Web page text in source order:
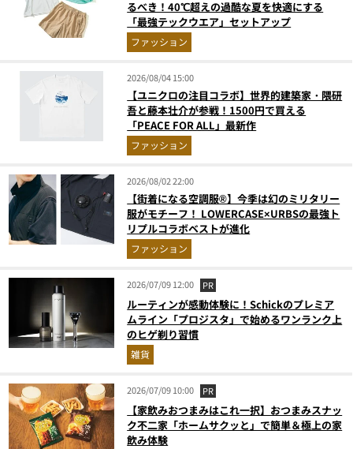
るべき！40℃超えの過酷な夏を快適にする
「最強テックウエア」セットアップ
ファッション
2026/08/04 15:00
【ユニクロの注目コラボ】世界的建築家・隈研
吾と藤本壮介が参戦！1500円で買える
「PEACE FOR ALL」最新作
ファッション
2026/08/02 22:00
【街着になる空調服®】今季は幻のミリタリー
服がモチーフ！ LOWERCASE×URBSの最強ト
リプルコラボベストが進化
ファッション
2026/07/09 12:00 PR
ルーティンが感動体験に！Schickのプレミア
ムライン「プロジスタ」で始めるワンランク上
のヒゲ剃り習慣
雑貨
2026/07/09 10:00 PR
【家飲みおつまみはこれ一択】おつまみスナッ
ク不二家「ホームサクッと」で簡単＆極上の家
飲み体験